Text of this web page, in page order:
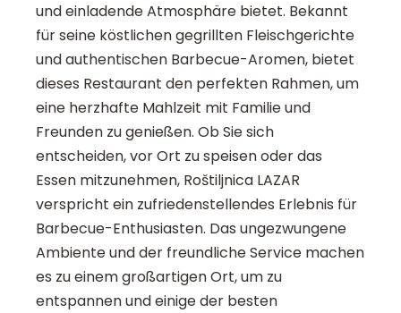
und einladende Atmosphäre bietet. Bekannt
für seine köstlichen gegrillten Fleischgerichte
und authentischen Barbecue-Aromen, bietet
dieses Restaurant den perfekten Rahmen, um
eine herzhafte Mahlzeit mit Familie und
Freunden zu genießen. Ob Sie sich
entscheiden, vor Ort zu speisen oder das
Essen mitzunehmen, Roštiljnica LAZAR
verspricht ein zufriedenstellendes Erlebnis für
Barbecue-Enthusiasten. Das ungezwungene
Ambiente und der freundliche Service machen
es zu einem großartigen Ort, um zu
entspannen und einige der besten